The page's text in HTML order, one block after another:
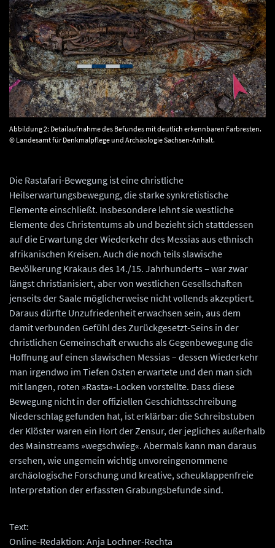
Abbildung 2: Detailaufnahme des Befundes mit deutlich erkennbaren Farbresten.
© Landesamt für Denkmalpflege und Archäologie Sachsen-Anhalt.
Die Rastafari-Bewegung ist eine christliche
Heilserwartungsbewegung, die starke synkretistische
Elemente einschließt. Insbesondere lehnt sie westliche
Elemente des Christentums ab und bezieht sich stattdessen
auf die Erwartung der Wiederkehr des Messias aus ethnisch
afrikanischen Kreisen. Auch die noch teils slawische
Bevölkerung Krakaus des 14./15. Jahrhunderts – war zwar
längst christianisiert, aber von westlichen Gesellschaften
jenseits der Saale möglicherweise nicht vollends akzeptiert.
Daraus dürfte Unzufriedenheit erwachsen sein, aus dem
damit verbunden Gefühl des Zurückgesetzt-Seins in der
christlichen Gemeinschaft erwuchs als Gegenbewegung die
Hoffnung auf einen slawischen Messias – dessen Wiederkehr
man irgendwo im Tiefen Osten erwartete und den man sich
mit langen, roten »Rasta«-Locken vorstellte. Dass diese
Bewegung nicht in der offiziellen Geschichtsschreibung
Niederschlag gefunden hat, ist erklärbar: die Schreibstuben
der Klöster waren ein Hort der Zensur, der jegliches außerhalb
des Mainstreams »wegschwieg«. Abermals kann man daraus
ersehen, wie ungemein wichtig unvoreingenommene
archäologische Forschung und kreative, scheuklappenfreie
Interpretation der erfassten Grabungsbefunde sind.
Text:
Online-Redaktion: Anja Lochner-Rechta